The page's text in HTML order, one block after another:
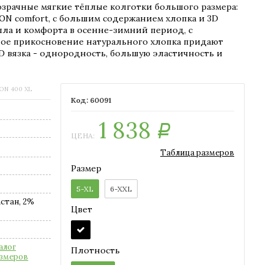
мягкие тёплые колготки большого размера:
comfort, с большим содержанием хлопка и 3D
и комфорта в осенне-зимний период, с
прикосновение натурального хлопка придают
вязка - однородность, большую эластичность и
60091
ЦЕНА: 1 838 Р
Таблица размеров
Размер
5-XL 6-XXL
Цвет
Плотность
400 XL
2%